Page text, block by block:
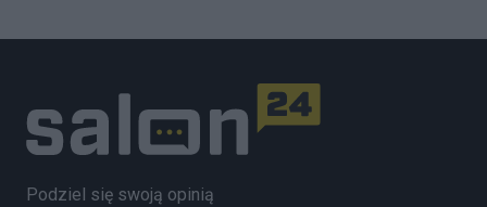
Podziel się swoją opinią